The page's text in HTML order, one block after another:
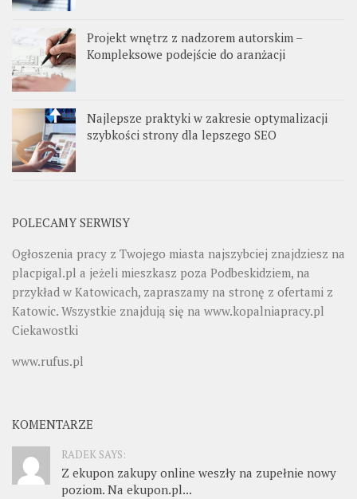
Projekt wnętrz z nadzorem autorskim –
Kompleksowe podejście do aranżacji
Najlepsze praktyki w zakresie optymalizacji
szybkości strony dla lepszego SEO
POLECAMY SERWISY
Ogłoszenia pracy z Twojego miasta najszybciej znajdziesz na
placpigal.pl a jeżeli mieszkasz poza Podbeskidziem, na
przykład w Katowicach, zapraszamy na stronę z ofertami z
Katowic. Wszystkie znajdują się na www.kopalniapracy.pl
Ciekawostki
www.rufus.pl
KOMENTARZE
RADEK SAYS:
Z ekupon zakupy online weszły na zupełnie nowy
poziom. Na ekupon.pl...